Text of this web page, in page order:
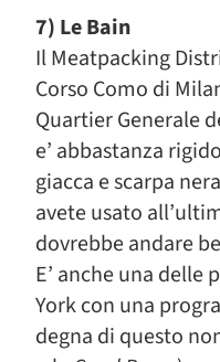
7) Le Bain
Il Meatpacking
Corso Como di
Quartier Generale
e’ abbastanza
giacca e scarpa
avete usato
dovrebbe andare
E’ anche una delle
York con una
degna di questo